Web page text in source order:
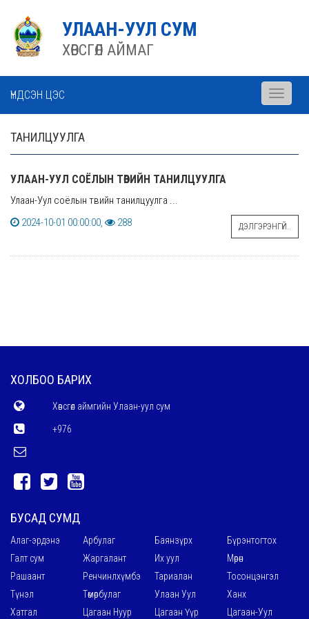
УЛААН-УУЛ СУМ
ХӨВСГӨЛ АЙМАГ
ҮНДСЭН ЦЭС
Toggle
ТАНИЛЦУУЛГА
УЛААН-УУЛ СОЁЛЫН ТӨВИЙН ТАНИЛЦУУЛГА
Улаан-Уул соёлын төвийн танилцуулга ...
2024-10-01 00:00:00,
288 ДЭЛГЭРЭНГҮЙ..
ХОЛБОО БАРИХ
Хөвсгөл аймгийн Улаан-уул сум
+976
БУСАД СУМД
Алаг-эрдэнэ Арбулаг Баянзүрх
Бүрэнтогтох
Галт сум
Жаргалант Их уул
Мөрөн
Рашаант
Ренчинлхүмбэ Тариалан
Тосонцэнгэл
Түнэл
Төмөрбулаг Улаан Уул
Ханх
Хатгал
Цагаан Нуур Цагаан Үүр Цагаан-Уул